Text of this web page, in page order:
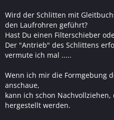
Wird der Schlitten mit
den Laufrohren geführt?
Hast Du einen Filterschieber
Der "Antrieb" des Schlittens
vermute ich mal .....
Wenn ich mir die Formgebung
anschaue,
kann ich schon
hergestellt werden.